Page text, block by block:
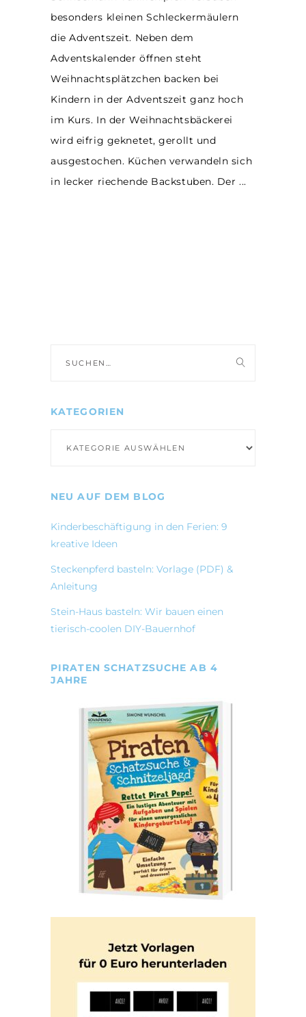
besonders kleinen Schleckermäulern
die Adventszeit. Neben dem
Adventskalender öffnen steht
Weihnachtsplätzchen backen bei
Kindern in der Adventszeit ganz hoch
im Kurs. In der Weihnachtsbäckerei
wird eifrig geknetet, gerollt und
ausgestochen. Küchen verwandeln sich
in lecker riechende Backstuben. Der
nach:
KATEGORIEN
NEU AUF DEM BLOG
Kinderbeschäftigung in den Ferien: 9
kreative Ideen
Steckenpferd basteln: Vorlage (PDF) &
Anleitung
Stein-Haus basteln: Wir bauen einen
tierisch-coolen DIY-Bauernhof
PIRATEN SCHATZSUCHE AB 4
JAHRE